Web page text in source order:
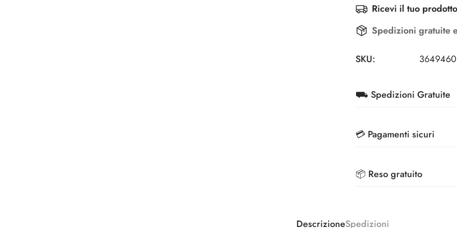
Ricevi il tuo
Spedizioni gratuite
SKU: 3649460
⛟ Spedizioni Gratuite
Veloce, comodo ed
💳 Pagamenti sicuri
mercato
📦 Reso gratuito
DescrizioneSpedizioni